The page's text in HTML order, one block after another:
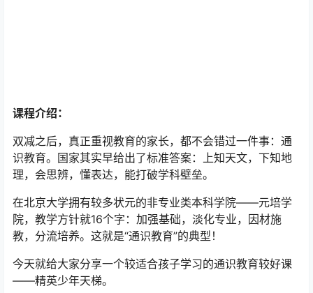
课程介绍：
双减之后，真正重视教育的家长，都不会错过一件事：通
识教育。国家其实早给出了标准答案：上知天文，下知地
理，会思辨，懂表达，能打破学科壁垒。
在北京大学拥有较多状元的非专业类本科学院——元培学
院，教学方针就16个字：加强基础，淡化专业，因材施
教，分流培养。这就是“通识教育”的典型！
今天就给大家分享一个较适合孩子学习的通识教育较好课
——精英少年天梯。